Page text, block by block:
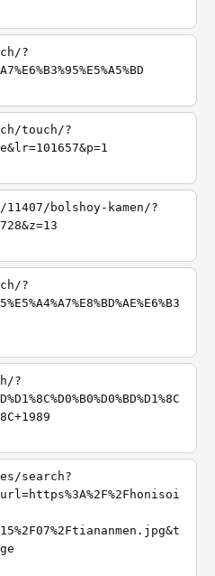
?
touch/?
bolshoy-kamen/?
?
?
search?